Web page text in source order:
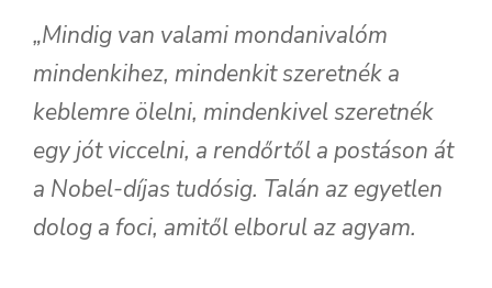
„Mindig van valami mondanivalóm
mindenkihez, mindenkit szeretnék a
keblemre ölelni, mindenkivel szeretnék
egy jót viccelni, a rendőrtől a postáson át
a Nobel-díjas tudósig. Talán az egyetlen
dolog a foci, amitől elborul az agyam.